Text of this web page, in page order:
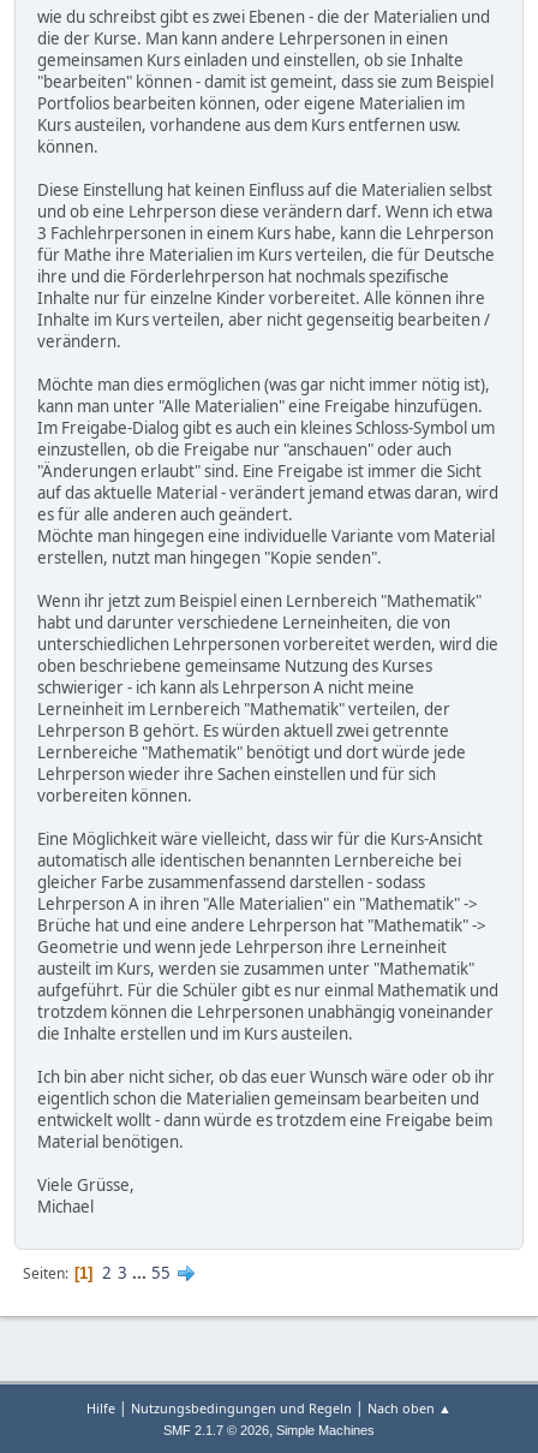
wie du schreibst gibt es zwei Ebenen - die der Materialien und
die der Kurse. Man kann andere Lehrpersonen in einen
gemeinsamen Kurs einladen und einstellen, ob sie Inhalte
"bearbeiten" können - damit ist gemeint, dass sie zum Beispiel
Portfolios bearbeiten können, oder eigene Materialien im
Kurs austeilen, vorhandene aus dem Kurs entfernen usw.
können.
Diese Einstellung hat keinen Einfluss auf die Materialien selbst
und ob eine Lehrperson diese verändern darf. Wenn ich etwa
3 Fachlehrpersonen in einem Kurs habe, kann die Lehrperson
für Mathe ihre Materialien im Kurs verteilen, die für Deutsche
ihre und die Förderlehrperson hat nochmals spezifische
Inhalte nur für einzelne Kinder vorbereitet. Alle können ihre
Inhalte im Kurs verteilen, aber nicht gegenseitig bearbeiten /
verändern.
Möchte man dies ermöglichen (was gar nicht immer nötig ist),
kann man unter "Alle Materialien" eine Freigabe hinzufügen.
Im Freigabe-Dialog gibt es auch ein kleines Schloss-Symbol um
einzustellen, ob die Freigabe nur "anschauen" oder auch
"Änderungen erlaubt" sind. Eine Freigabe ist immer die Sicht
auf das aktuelle Material - verändert jemand etwas daran, wird
es für alle anderen auch geändert.
Möchte man hingegen eine individuelle Variante vom Material
erstellen, nutzt man hingegen "Kopie senden".
Wenn ihr jetzt zum Beispiel einen Lernbereich "Mathematik"
habt und darunter verschiedene Lerneinheiten, die von
unterschiedlichen Lehrpersonen vorbereitet werden, wird die
oben beschriebene gemeinsame Nutzung des Kurses
schwieriger - ich kann als Lehrperson A nicht meine
Lerneinheit im Lernbereich "Mathematik" verteilen, der
Lehrperson B gehört. Es würden aktuell zwei getrennte
Lernbereiche "Mathematik" benötigt und dort würde jede
Lehrperson wieder ihre Sachen einstellen und für sich
vorbereiten können.
Eine Möglichkeit wäre vielleicht, dass wir für die Kurs-Ansicht
automatisch alle identischen benannten Lernbereiche bei
gleicher Farbe zusammenfassend darstellen - sodass
Lehrperson A in ihren "Alle Materialien" ein "Mathematik" ->
Brüche hat und eine andere Lehrperson hat "Mathematik" ->
Geometrie und wenn jede Lehrperson ihre Lerneinheit
austeilt im Kurs, werden sie zusammen unter "Mathematik"
aufgeführt. Für die Schüler gibt es nur einmal Mathematik und
trotzdem können die Lehrpersonen unabhängig voneinander
die Inhalte erstellen und im Kurs austeilen.
Ich bin aber nicht sicher, ob das euer Wunsch wäre oder ob ihr
eigentlich schon die Materialien gemeinsam bearbeiten und
entwickelt wollt - dann würde es trotzdem eine Freigabe beim
Material benötigen.
Viele Grüsse,
Michael
Seiten 1 2 3 ... 55
Hilfe | Nutzungsbedingungen und Regeln | Nach oben ▲
SMF 2.1.7 © 2026, Simple Machines